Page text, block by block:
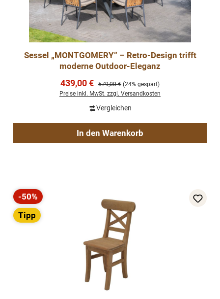
Sessel „MONTGOMERY“ – Retro-Design trifft
moderne Outdoor-Eleganz
Verkaufspreis:
439,00 € Regulärer Preis:
579,00 € (24% gespart)
Preise inkl. MwSt. zzgl. Versandkosten
Vergleichen
In den Warenkorb
Rabatt
-50%
Tipp